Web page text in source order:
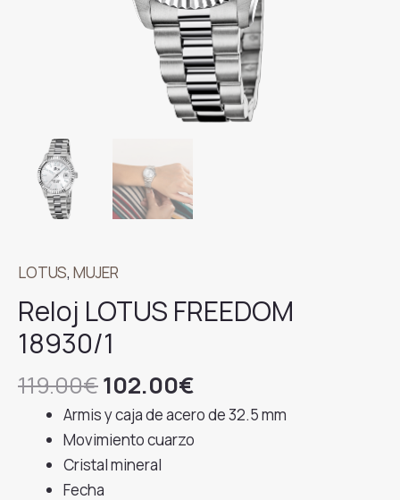
LOTUS, MUJER
Reloj LOTUS FREEDOM
18930/1
119.00€El
precio
original
era:
119.00€.
102.00€
precio
Armis y caja de acero de 32.5 mm
Movimiento cuarzo
Cristal mineral
Fecha